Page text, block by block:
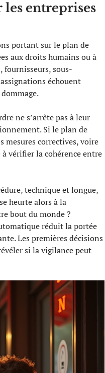
entreprises
portant sur le plan de
aux droits humains ou à
fournisseurs, sous-
échouent
ne s’arrête pas à leur
Si le plan de
mesures correctives, voire
à vérifier la cohérence entre
technique et longue,
heurte alors à la
bout du monde ?
réduit la portée
Les premières décisions
si la vigilance peut